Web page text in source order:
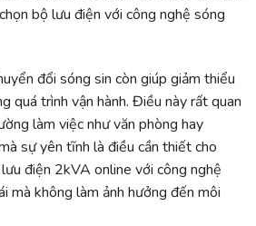
bộ lưu điện với công nghệ sóng
đổi sóng sin còn giúp giảm thiểu
quá trình vận hành. Điều này rất quan
làm việc như văn phòng hay
sự yên tĩnh là điều cần thiết cho
điện 2kVA online với công nghệ
mà không làm ảnh hưởng đến môi